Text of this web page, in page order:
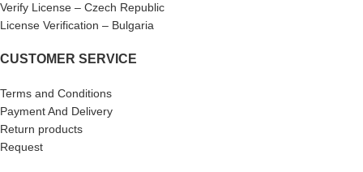
Verify License – Czech Republic
License Verification – Bulgaria
CUSTOMER SERVICE
Terms and Conditions
Payment And Delivery
Return products
Request